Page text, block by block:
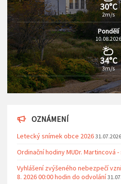
30°C
2m/s
Pondělí
10.08.2026
34°C
3m/s
OZNÁMENÍ
Letecký snímek obce 2026 31.07.2026
Ordinační hodiny MUDr. Martincová
Vyhlášení zvýšeného nebezpečí
8. 2026 00:00 hodin do odvolání